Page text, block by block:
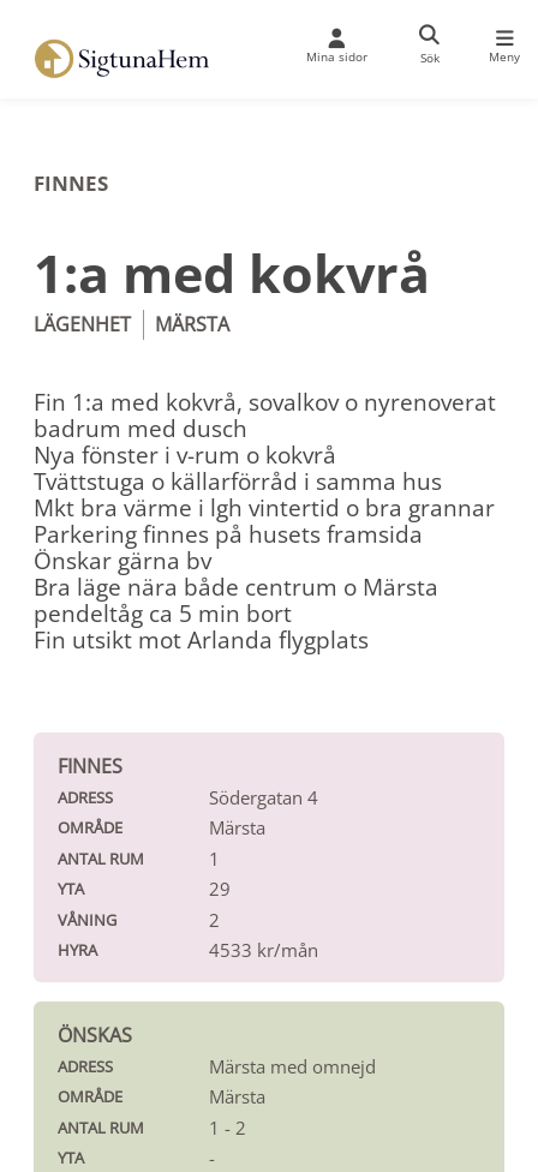
Mina sidor Sök Meny
FINNES
1:a med kokvrå
LÄGENHET MÄRSTA
Fin 1:a med kokvrå, sovalkov o nyrenoverat
badrum med dusch
Nya fönster i v-rum o kokvrå
Tvättstuga o källarförråd i samma hus
Mkt bra värme i lgh vintertid o bra grannar
Parkering finnes på husets framsida
Önskar gärna bv
Bra läge nära både centrum o Märsta
pendeltåg ca 5 min bort
Fin utsikt mot Arlanda flygplats
FINNES
ADRESS Södergatan 4
OMRÅDE Märsta
ANTAL RUM 1
YTA 29
VÅNING 2
HYRA 4533 kr/mån
ÖNSKAS
ADRESS Märsta med omnejd
OMRÅDE Märsta
ANTAL RUM 1 - 2
YTA -